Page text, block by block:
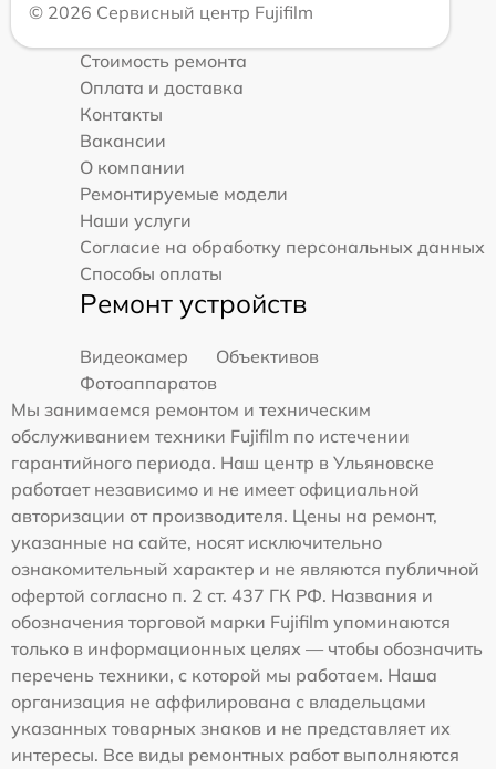
© 2026 Сервисный центр Fujifilm
Стоимость ремонта
Оплата и доставка
Контакты
Вакансии
О компании
Ремонтируемые модели
Наши услуги
Согласие на обработку персональных данных
Способы оплаты
Ремонт устройств
Видеокамер
Объективов
Фотоаппаратов
Мы занимаемся ремонтом и техническим
обслуживанием техники Fujifilm по истечении
гарантийного периода. Наш центр в Ульяновске
работает независимо и не имеет официальной
авторизации от производителя. Цены на ремонт,
указанные на сайте, носят исключительно
ознакомительный характер и не являются публичной
офертой согласно п. 2 ст. 437 ГК РФ. Названия и
обозначения торговой марки Fujifilm упоминаются
только в информационных целях — чтобы обозначить
перечень техники, с которой мы работаем. Наша
организация не аффилирована с владельцами
указанных товарных знаков и не представляет их
интересы. Все виды ремонтных работ выполняются